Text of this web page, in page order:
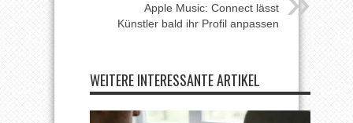
Apple Music: Connect lässt
Künstler bald ihr Profil anpassen
WEITERE INTERESSANTE ARTIKEL